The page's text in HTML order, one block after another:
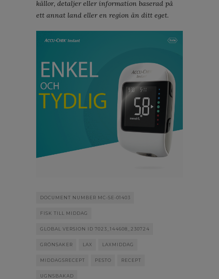
källor, detaljer eller information baserad på
ett annat land eller en region än ditt eget.
DOCUMENT NUMBER MC-SE-01403
FISK TILL MIDDAG
GLOBAL VERSION ID 7023_144608_230724
GRÖNSAKER LAX LAXMIDDAG
MIDDAGSRECEPT PESTO RECEPT
UGNSBAKAD